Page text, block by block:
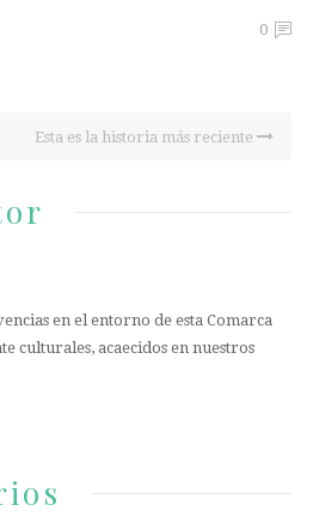
0
Esta es la historia más reciente
en el entorno de esta Comarca
culturales, acaecidos en nuestros